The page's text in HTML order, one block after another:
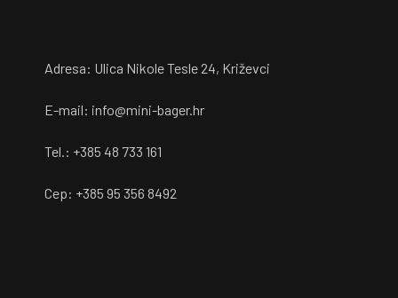
Adresa: Ulica Nikole Tesle 24, Križevci
E-mail: info@mini-bager.hr
Tel.: +385 48 733 161
Cep: +385 95 356 8492